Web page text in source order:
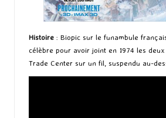
Histoire : Biopic sur le funambule
célèbre pour avoir joint en 1974 les
Trade Center sur un fil, suspendu au-